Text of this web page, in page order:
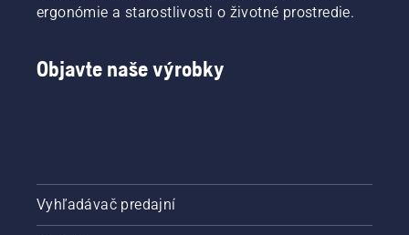
ergonómie a starostlivosti o životné prostredie.
Objavte naše výrobky
Vyhľadávač predajní